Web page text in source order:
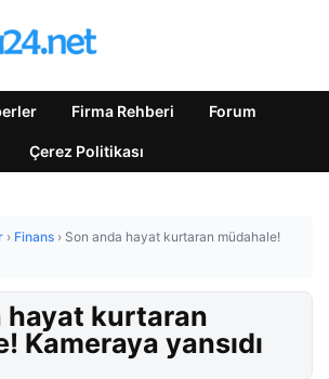
Firma Rehberi Forum
Çerez Politikası
› Finans › Son anda hayat kurtaran müdahale!
hayat kurtaran
Kameraya yansıdı